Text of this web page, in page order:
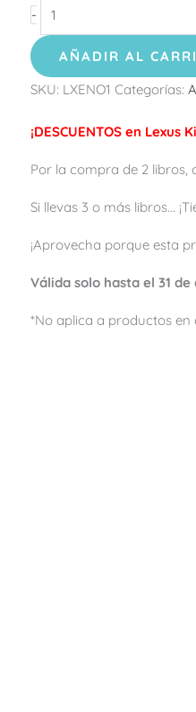
-
AÑADIR AL
SKU: LXENO1 Categorías:
¡DESCUENTOS en Lexus
Por la compra de 2 libros,
Si llevas 3 o más libros...
¡Aprovecha porque esta
Válida solo hasta el 31
*No aplica a productos en